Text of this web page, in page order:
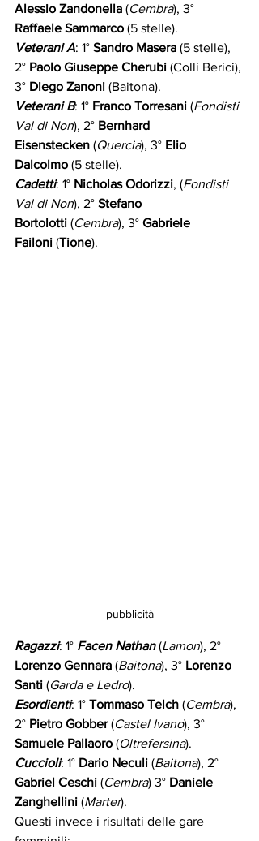
Alessio Zandonella (Cembra), 3°
Raffaele Sammarco (5 stelle).
Veterani A: 1° Sandro Masera (5 stelle),
2° Paolo Giuseppe Cherubi (Colli Berici),
3° Diego Zanoni (Baitona).
Veterani B: 1° Franco Torresani (Fondisti
Val di Non), 2° Bernhard
Eisenstecken (Quercia), 3° Elio
Dalcolmo (5 stelle).
Cadetti: 1° Nicholas Odorizzi, (Fondisti
Val di Non), 2° Stefano
Bortolotti (Cembra), 3° Gabriele
Failoni (Tione).
pubblicità
Ragazzi: 1° Facen Nathan (Lamon), 2°
Lorenzo Gennara (Baitona), 3° Lorenzo
Santi (Garda e Ledro).
Esordienti: 1° Tommaso Telch (Cembra),
2° Pietro Gobber (Castel Ivano), 3°
Samuele Pallaoro (Oltrefersina).
Cuccioli: 1° Dario Neculi (Baitona), 2°
Gabriel Ceschi (Cembra) 3° Daniele
Zanghellini (Marter).
Questi invece i risultati delle gare